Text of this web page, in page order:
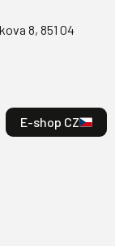
8, 851 04
E-shop CZ